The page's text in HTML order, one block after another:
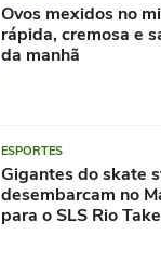
Ovos mexidos no
rápida, cremosa e
da manhã
ESPORTES
Gigantes do skate
desembarcam no
para o SLS Rio